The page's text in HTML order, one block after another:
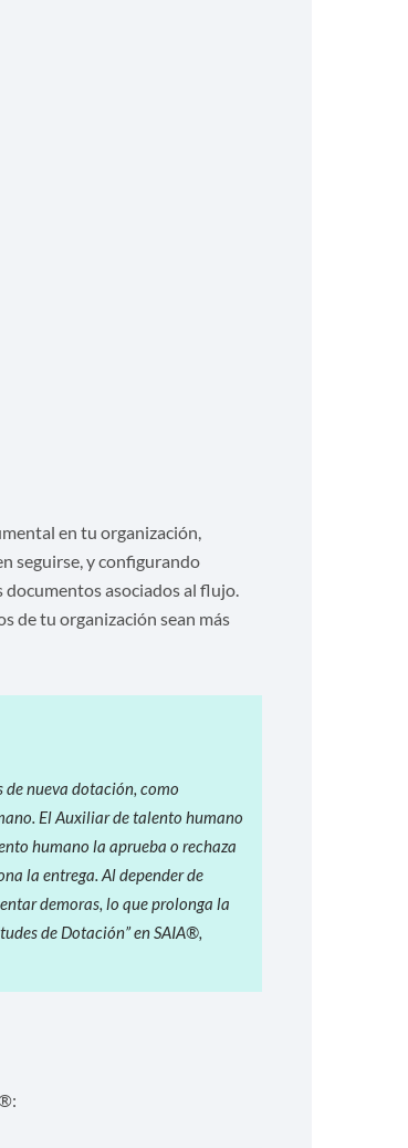
en tu organización,
seguirse, y configurando
documentos asociados al flujo.
de tu organización sean más
de nueva dotación, como
El Auxiliar de talento humano
humano la aprueba o rechaza
la entrega. Al depender de
demoras, lo que prolonga la
de Dotación” en SAIA®,